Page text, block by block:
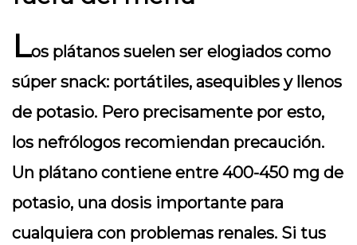
Los plátanos suelen ser elogiados como
súper snack: portátiles, asequibles y llenos
de potasio. Pero precisamente por esto,
los nefrólogos recomiendan precaución.
Un plátano contiene entre 400-450 mg de
potasio, una dosis importante para
cualquiera con problemas renales. Si tus